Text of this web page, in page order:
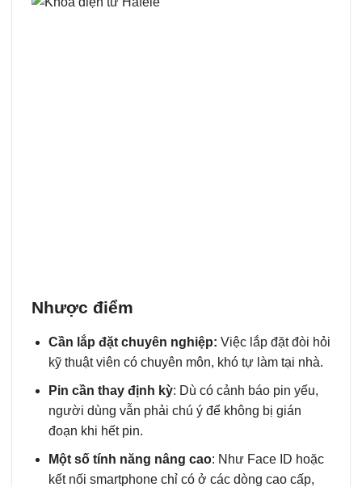
Nhược điểm
Cần lắp đặt chuyên nghiệp: Việc lắp đặt đòi hỏi
kỹ thuật viên có chuyên môn, khó tự làm tại nhà.
Pin cần thay định kỳ: Dù có cảnh báo pin yếu,
người dùng vẫn phải chú ý để không bị gián
đoạn khi hết pin.
Một số tính năng nâng cao: Như Face ID hoặc
kết nối smartphone chỉ có ở các dòng cao cấp,